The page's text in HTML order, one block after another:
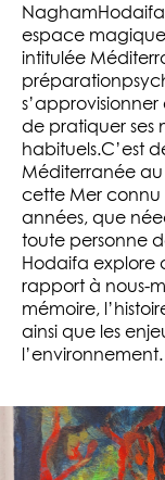
espace magique
intitulée
de pratiquer ses
habituels.C’est
Méditerranée au
cette Mer connu
années, que
toute personne
Hodaifa explore
rapport à nous-
mémoire,
ainsi que les
l’environnement.